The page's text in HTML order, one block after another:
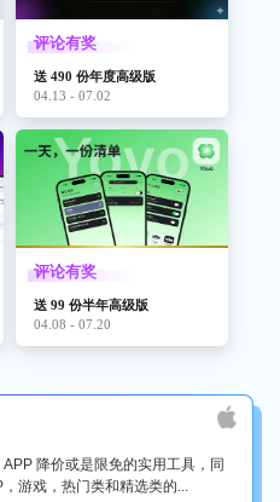
评论有奖
送 490 份年度高级版
04.13 - 07.02
评论有奖
送 99 份半年高级版
04.08 - 07.20
降价或是限免的实用工具，同
游戏，热门类和精选类的...